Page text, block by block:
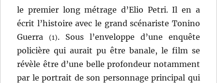
le premier long métrage d’Elio Petri. Il en a
écrit l’histoire avec le grand scénariste Tonino
Guerra(1). Sous l’enveloppe d’une enquête
policière qui aurait pu être banale, le film se
révèle être d’une belle profondeur notamment
par le portrait de son personnage principal qui